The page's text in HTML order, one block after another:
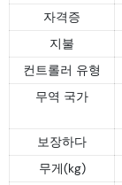
자격증
지불
컨트롤러 유형
무역 국가
보장하다
무게(kg)